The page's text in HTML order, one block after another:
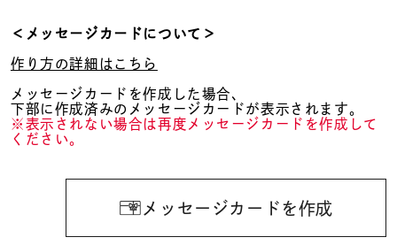
＜メッセージカードについて＞
作り方の詳細はこちら
メッセージカードを作成した場合、
下部に作成済みのメッセージカードが表示されます。
※表示されない場合は再度メッセージカードを作成して
ください。
メッセージカードを作成